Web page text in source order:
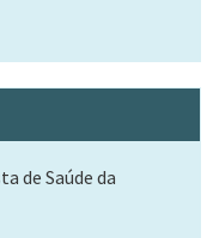
de Saúde da